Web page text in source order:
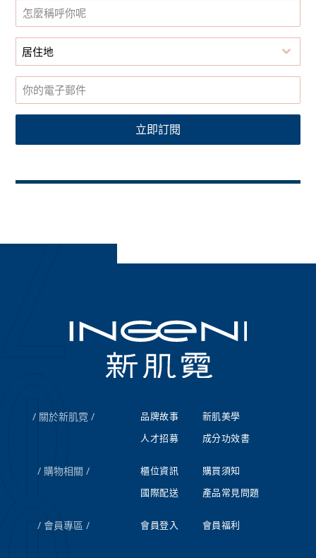
居住地
立即訂閱
關於新肌霓 品牌故事
新肌美學
人才招募
成分功效書
購物相關 櫃位資訊
購買須知
國際配送
產品常見問題
會員專區 會員登入 會員福利